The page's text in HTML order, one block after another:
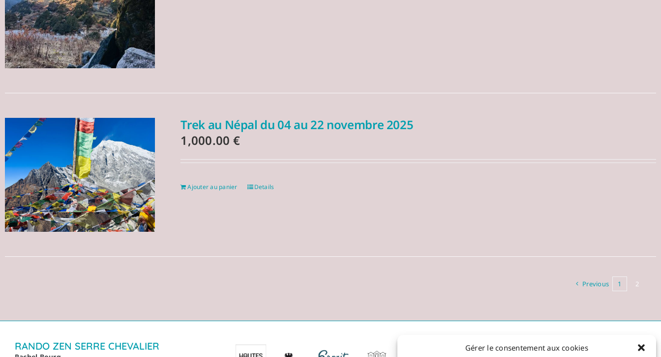
Gérer le consentement aux cookies
Trek au Népal du 04 au 22 novembre 2025
1,000.00 €
Ajouter au panier Details
Previous 1 2
RANDO ZEN SERRE CHEVALIER